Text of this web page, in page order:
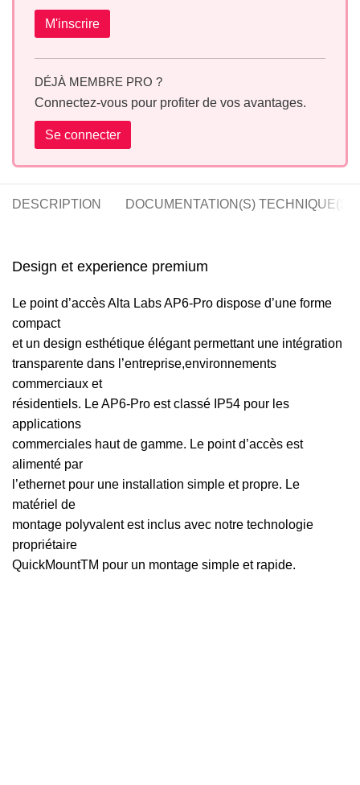
M'inscrire
DÉJÀ MEMBRE PRO ?
Connectez-vous pour profiter de vos avantages.
Se connecter
DESCRIPTION DOCUMENTATION(S) TECHNIQUE(S)
Design et experience premium
Le point d’accès Alta Labs AP6-Pro dispose d’une forme
compact
et un design esthétique élégant permettant une intégration
transparente dans l’entreprise,environnements
commerciaux et
résidentiels. Le AP6-Pro est classé IP54 pour les
applications
commerciales haut de gamme. Le point d’accès est
alimenté par
l’ethernet pour une installation simple et propre. Le
matériel de
montage polyvalent est inclus avec notre technologie
propriétaire
QuickMountTM pour un montage simple et rapide.